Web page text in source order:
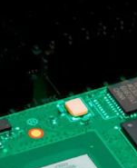
abilitato per